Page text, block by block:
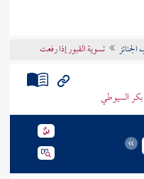
الجنائز تسوية القبور إذا رفعت
السيوطي